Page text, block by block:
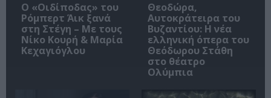
O «Οιδίποδας» του
Ρόμπερτ Άικ ξανά
στη Στέγη – Με τους
Νίκο Κουρή & Μαρία
Κεχαγιόγλου
Θεοδώρα,
Αυτοκράτειρα του
Βυζαντίου: Η νέα
ελληνική όπερα του
Θεόδωρου Στάθη
στο θέατρο
Ολύμπια